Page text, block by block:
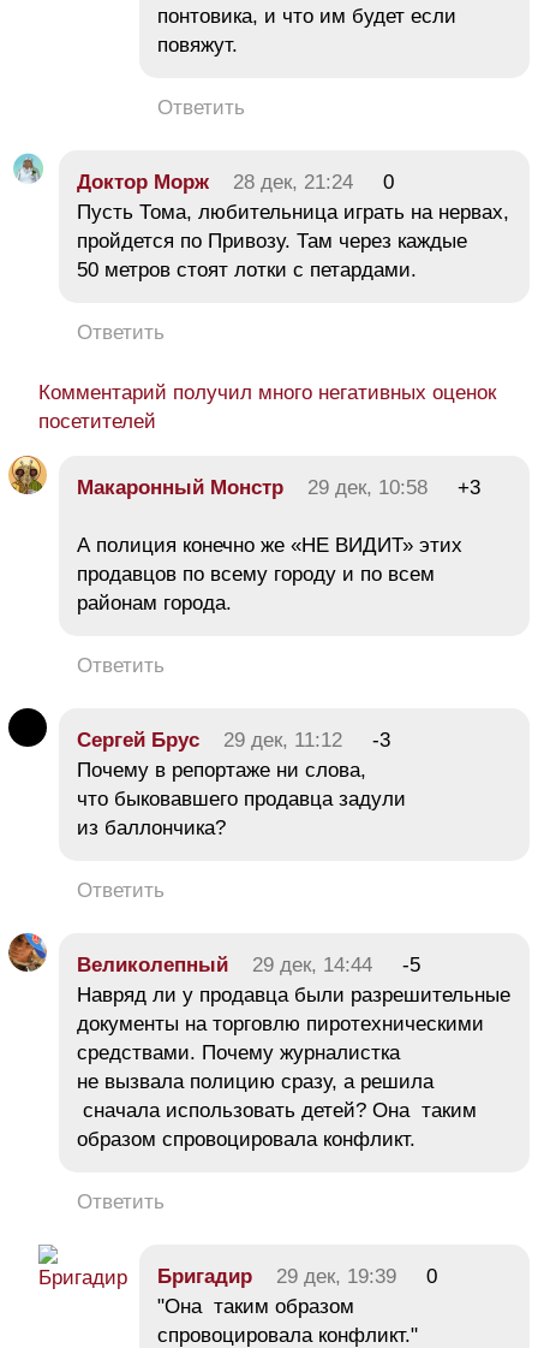
понтовика, и что им будет если
повяжут.
Ответить
Дoктop Mopж 28 дек, 21:24
0
Пусть Тома, любительница играть на нервах,
пройдется по Привозу. Там через каждые
50 метров стоят лотки с петардами.
Ответить
Комментарий получил много негативных оценок
посетителей
Макаронный Монстр 29 дек, 10:58 +3
А полиция конечно же «НЕ ВИДИТ» этих
продавцов по всему городу и по всем
районам города.
Ответить
Сергей Брус 29 дек, 11:12
-3
Почему в репортаже ни слова,
что быковавшего продавца задули
из баллончика?
Ответить
Великолепный 29 дек, 14:44
-5
Навряд ли у продавца были разрешительные
документы на торговлю пиротехническими
средствами. Почему журналистка
не вызвала полицию сразу, а решила
сначала использовать детей? Она таким
образом спровоцировала конфликт.
Ответить
Бригадир 29 дек, 19:39
0
"Она таким образом
спровоцировала конфликт."